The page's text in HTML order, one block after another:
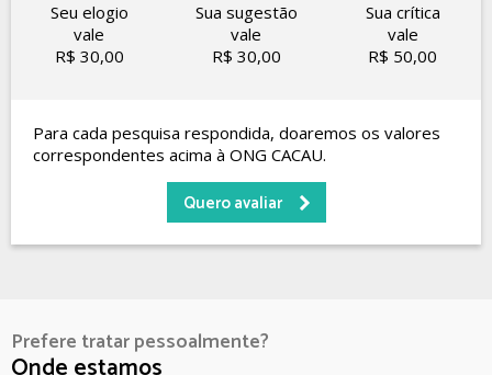
Seu elogio
vale
R$ 30,00
Sua sugestão
vale
R$ 30,00
Sua crítica
vale
R$ 50,00
Para cada pesquisa respondida, doaremos os valores
correspondentes acima à ONG CACAU.
Quero avaliar
Prefere tratar pessoalmente?